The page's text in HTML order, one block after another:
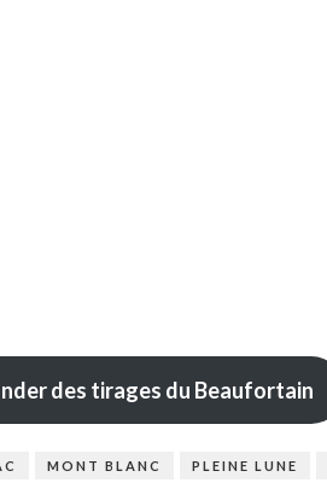
des tirages du Beaufortain
MONT BLANC PLEINE LUNE